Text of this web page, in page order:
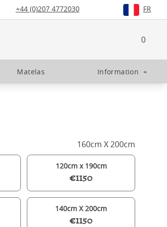
+44 (0)207 4772030 FR
0
Matelas Information +
160cm X 200cm
120cm x 190cm
€1150
140cm X 200cm
€1150